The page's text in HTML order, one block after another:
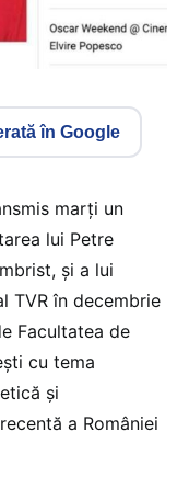
în Google
marți un
lui Petre
și a lui
TVR în decembrie
Facultatea de
cu tema
și
a României